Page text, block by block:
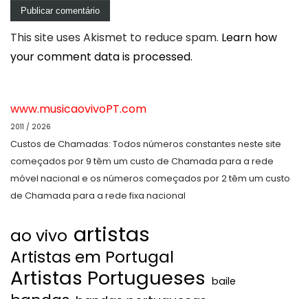
This site uses Akismet to reduce spam. Learn how
your comment data is processed.
www.musicaovivoPT.com
2011 / 2026
Custos de Chamadas: Todos números constantes neste site
começados por 9 têm um custo de Chamada para a rede
móvel nacional e os números começados por 2 têm um custo
de Chamada para a rede fixa nacional
ao vivo artistas
Artistas em Portugal
Artistas Portugueses baile